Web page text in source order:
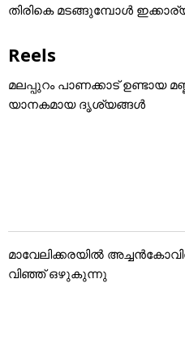
തിരികെ മടങ്ങുമ്പോൾ
Reels
മലപ്പുറം പാണക്കാട് ഉണ്ടായ
യാനകമായ ദൃശ്യങ്ങൾ
മാവേലിക്കരയിൽ
വിഞ്ഞ് ഒഴുകുന്നു